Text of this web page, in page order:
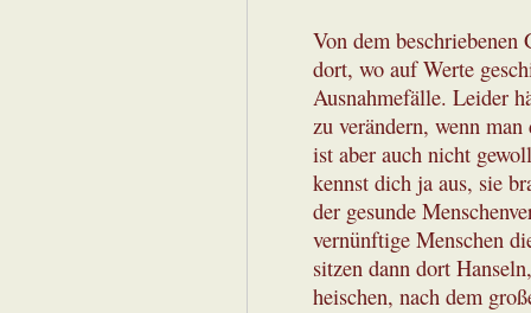
Von dem beschriebenen
dort, wo auf Werte
Ausnahmefälle. Leider
zu verändern, wenn
ist aber auch nicht
kennst dich ja aus, sie
der gesunde
vernünftige Menschen
sitzen dann dort
heischen, nach dem